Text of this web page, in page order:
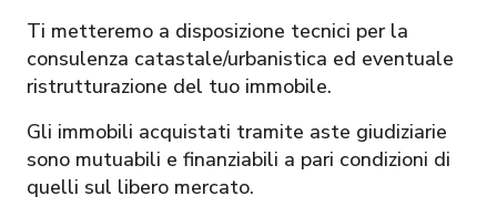
Ti metteremo a disposizione tecnici per la
consulenza catastale/urbanistica ed eventuale
ristrutturazione del tuo immobile.
Gli immobili acquistati tramite aste giudiziarie
sono mutuabili e finanziabili a pari condizioni di
quelli sul libero mercato.